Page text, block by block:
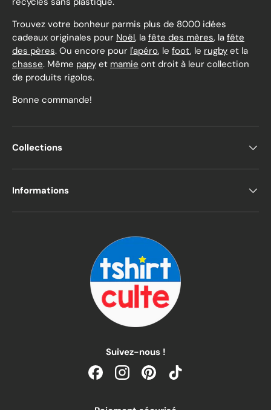
Trouvez votre bonheur parmis plus de 8000 idées
cadeaux originales pour Noël, la fête des mères, la fête
des pères. Ou encore pour l'apéro, le foot, le rugby et la
chasse. Même papy et mamie ont droit à leur collection
de produits rigolos.
Bonne commande!
Collections
Informations
Suivez-nous !
FacebookInstagramPinterestTikTok